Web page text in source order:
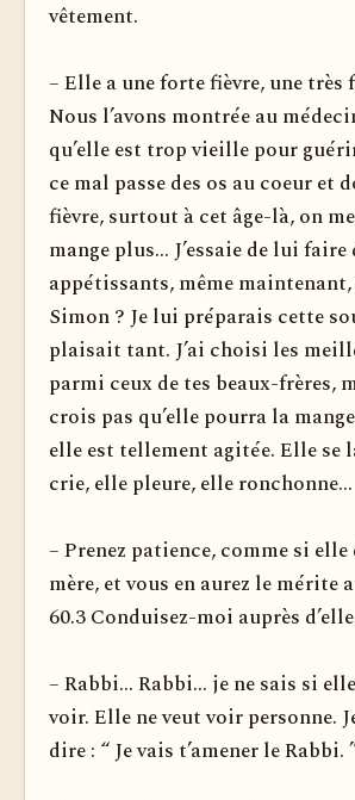
vêtement.
– Elle a une forte fièvre, une très
Nous l’avons montrée au
qu’elle est trop vieille pour
ce mal passe des os au coeur et
fièvre, surtout à cet âge-là, on
mange plus... J’essaie de lui faire
appétissants, même
Simon ? Je lui préparais cette
plaisait tant. J’ai choisi les
parmi ceux de tes beaux-frères,
crois pas qu’elle pourra la
elle est tellement agitée. Elle se
crie, elle pleure, elle ronchonne...
– Prenez patience, comme si
mère, et vous en aurez le mérite
60.3 Conduisez-moi auprès
– Rabbi... Rabbi... je ne sais si
voir. Elle ne veut voir personne.
dire : “ Je vais t’amener le Rabbi.